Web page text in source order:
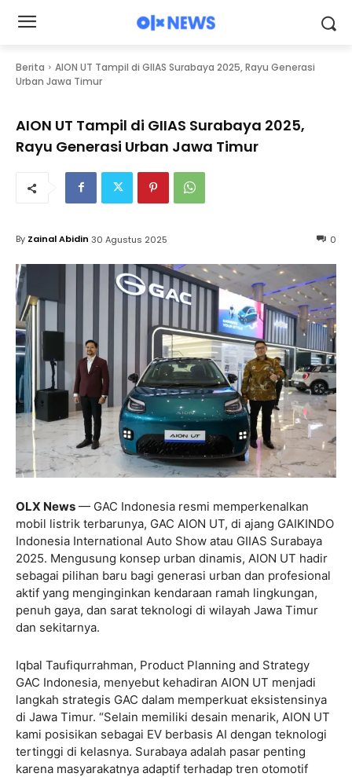
Berita
AION UT Tampil di GIIAS Surabaya 2025, Rayu Generasi
Urban Jawa Timur
AION UT Tampil di GIIAS Surabaya 2025,
Rayu Generasi Urban Jawa Timur
0
By Zainal Abidin 30 Agustus 2025
OLX News — GAC Indonesia resmi memperkenalkan
mobil listrik terbarunya, GAC AION UT, di ajang GAIKINDO
Indonesia International Auto Show atau GIIAS Surabaya
2025. Mengusung konsep urban dinamis, AION UT hadir
sebagai pilihan baru bagi generasi urban dan profesional
aktif yang menginginkan kendaraan ramah lingkungan,
penuh gaya, dan sarat teknologi di wilayah Jawa Timur
dan sekitarnya.
Iqbal Taufiqurrahman, Product Planning and Strategy
GAC Indonesia, menyebut kehadiran AION UT menjadi
langkah strategis GAC dalam memperkuat eksistensinya
di Jawa Timur. “Selain memiliki desain menarik, AION UT
kami posisikan sebagai EV berbasis AI dengan teknologi
tertinggi di kelasnya. Surabaya adalah pasar penting
karena masyarakatnya adaptif terhadap tren otomotif